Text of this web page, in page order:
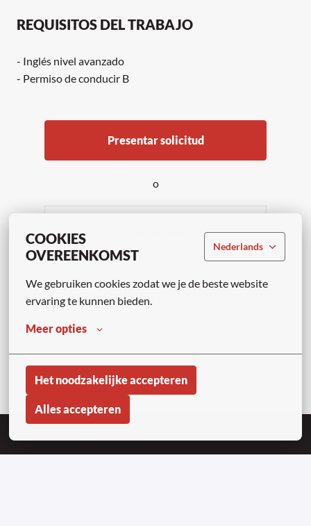
COOKIES
OVEREENKOMST
Nederlands
We gebruiken cookies zodat we je de beste website
ervaring te kunnen bieden.
Meer opties
Het noodzakelijke accepteren
Alles accepteren
REQUISITOS DEL TRABAJO
- Inglés nivel avanzado
- Permiso de conducir B
Presentar solicitud
o
APPLY WITH LINKEDIN
Update cookies
APPLY WITH INDEED
Compartir trabajo